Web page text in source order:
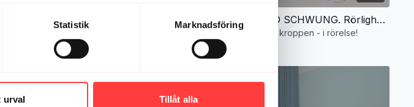
Statistik Marknadsföring
urval Tillåt alla
LIVE 9/10-24. En stretchig rörelsepaus STRETCH MED SCHWUNG. Rörlighet för hela kroppen - i rörelse!
Rörlighet för hela kroppen - i rörelse!